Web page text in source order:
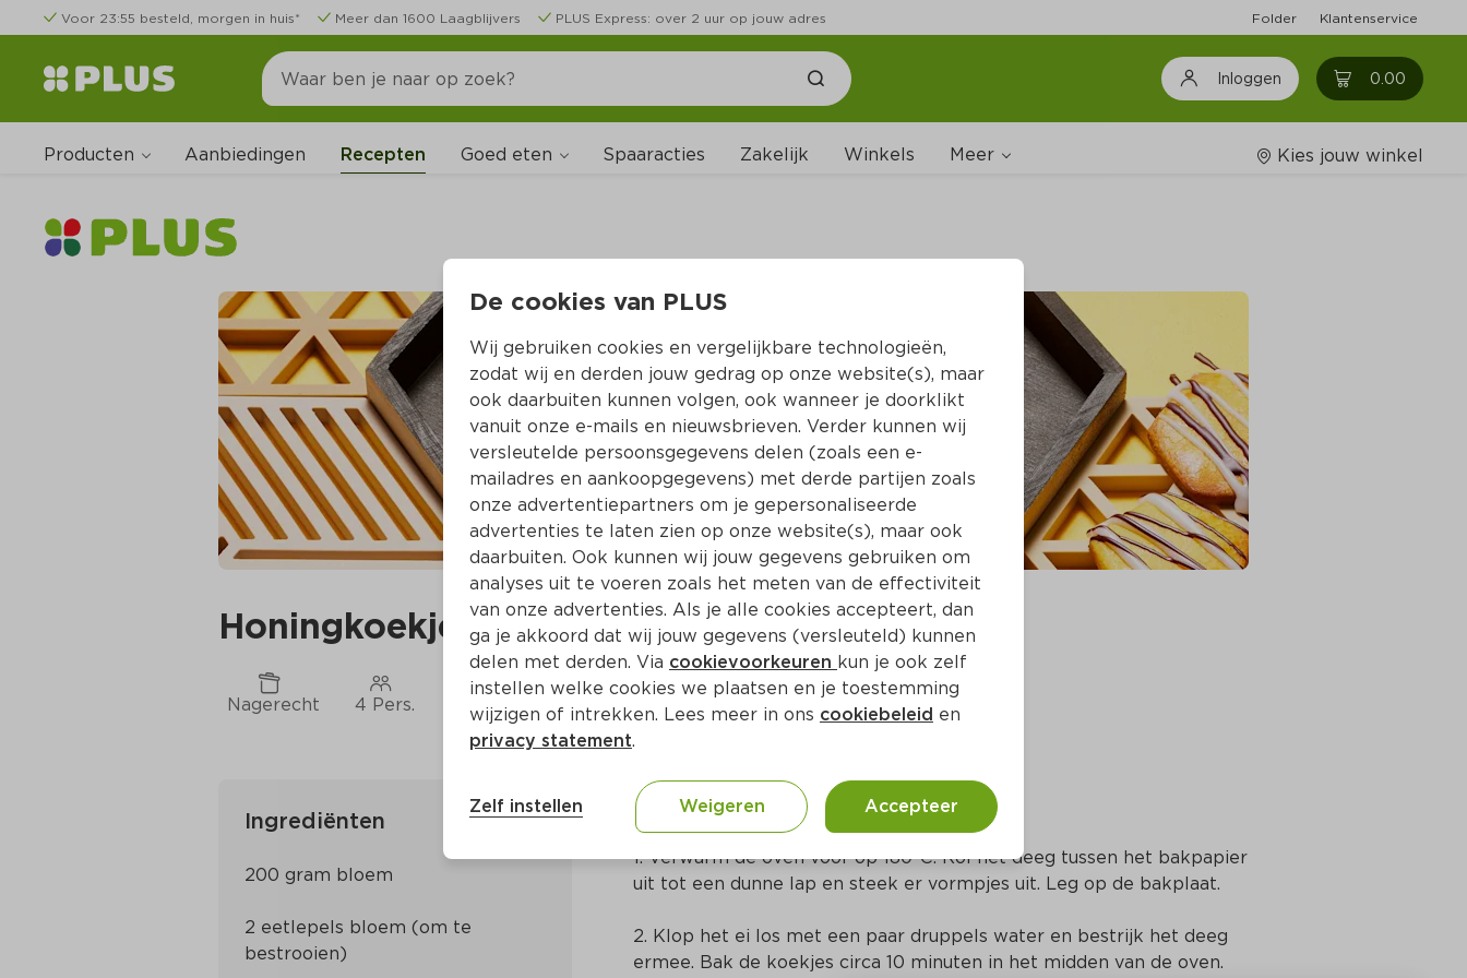
Voor 23:55 besteld, morgen in huis* Meer dan 1600 Laagblijvers PLUS Express: over 2 uur op jouw adres Folder Klantenservice
Inloggen 0.00 0
Producten Aanbiedingen Recepten Goed eten Spaaracties Zakelijk Winkels Meer
Wijnshop
Boodschappenlijstjes
Kies jouw winkel
Honingkoekjes
Nagerecht 4 Pers. Ca. 20 Min Europees
Ingrediënten
2 eetlepels bloem (om te
Bereidingswijze
1. Verwarm de oven voor op 180ºC. Rol het deeg tussen het bakpapier
uit tot een dunne lap en steek er vormpjes uit. Leg op de bakplaat.
2. Klop het ei los met een paar druppels water en bestrijk het deeg
ermee. Bak de koekjes circa 10 minuten in het midden van de oven.
De cookies van PLUS
Wij gebruiken cookies en vergelijkbare technologieën,
zodat wij en derden jouw gedrag op onze website(s), maar
ook daarbuiten kunnen volgen, ook wanneer je doorklikt
vanuit onze e-mails en nieuwsbrieven. Verder kunnen wij
versleutelde persoonsgegevens delen (zoals een e-
mailadres en aankoopgegevens) met derde partijen zoals
onze advertentiepartners om je gepersonaliseerde
advertenties te laten zien op onze website(s), maar ook
daarbuiten. Ook kunnen wij jouw gegevens gebruiken om
analyses uit te voeren zoals het meten van de effectiviteit
van onze advertenties. Als je alle cookies accepteert, dan
ga je akkoord dat wij jouw gegevens (versleuteld) kunnen
delen met derden. Via cookievoorkeuren kun je ook zelf
instellen welke cookies we plaatsen en je toestemming
wijzigen of intrekken. Lees meer in ons cookiebeleid en
privacy statement.
Zelf instellen Weigeren Accepteer